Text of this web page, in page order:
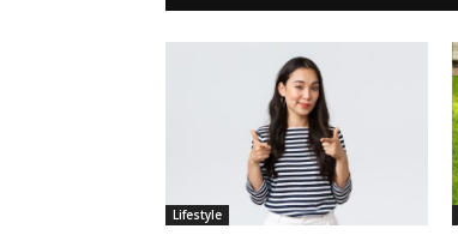
Lifestyle